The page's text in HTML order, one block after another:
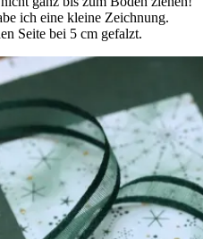
ich eine kleine Zeichnung.
Seite bei 5 cm gefalzt.